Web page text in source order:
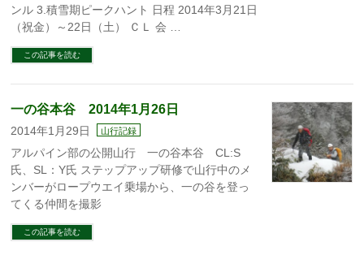
ンル 3.積雪期ピークハント 日程 2014年3月21日
（祝金）～22日（土） ＣＬ 会 …
この記事を読む
一の谷本谷 2014年1月26日
2014年1月29日 山行記録
アルパイン部の公開山行 一の谷本谷 CL:S
氏、SL：Y氏 ステップアップ研修で山行中のメ
ンバーがロープウエイ乗場から、一の谷を登っ
てくる仲間を撮影
この記事を読む